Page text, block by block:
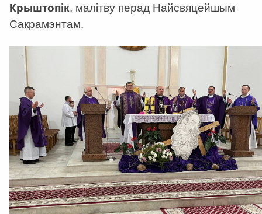
Крыштопік, малітву перад Найсвяцейшым
Сакрамэнтам.